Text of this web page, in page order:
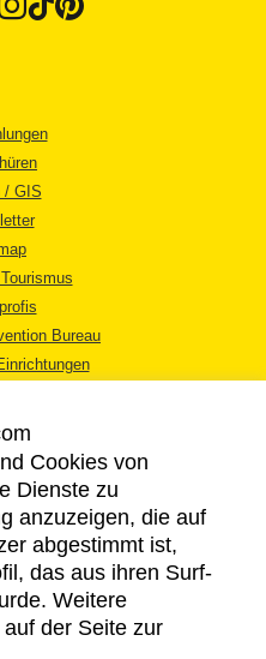
/ GIS
Bureau
HINWEIS
Cookies von
Dienste zu
anzuzeigen, die auf
abgestimmt ist,
das aus ihren Surf-
Weitere
der Seite zur